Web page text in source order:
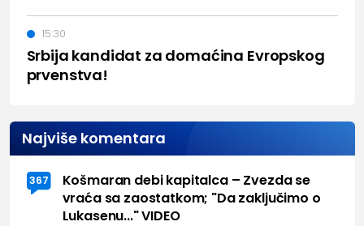
Srbija kandidat za domaćina Evropskog
prvenstva!
15:30
Najviše komentara
367
Košmaran debi kapitalca – Zvezda se
vraća sa zaostatkom; "Da zaključimo o
Lukasenu..." VIDEO